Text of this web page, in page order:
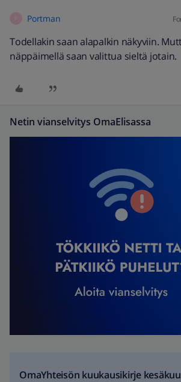
Portman
Todellakin saan alapalkin näkyviin.
näppäimellä saan valittua sieltä jotain.
Netin vianselvitys OmaElisassa
OmaYhteisön kuukausikirje